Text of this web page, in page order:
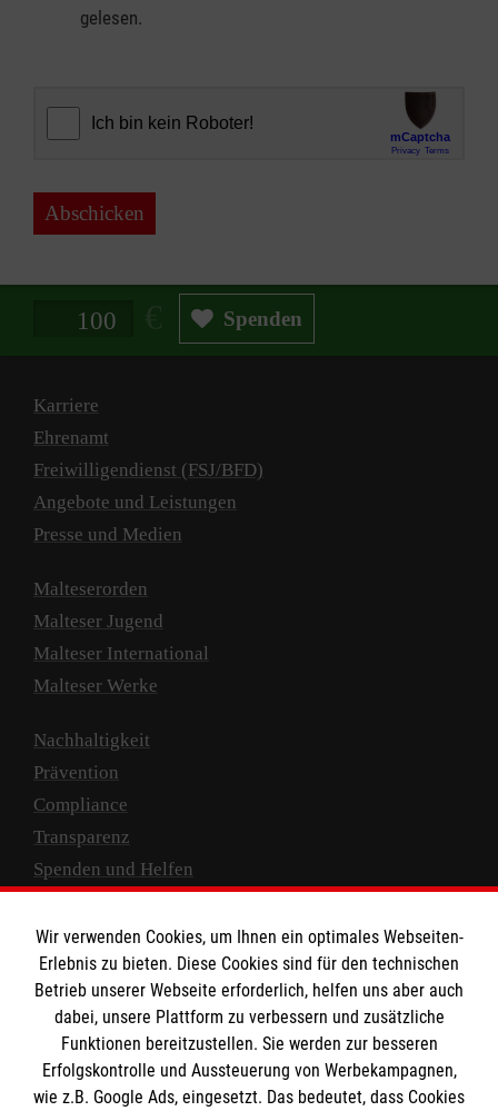
gelesen.
Abschicken
Spendenbetrag in Euro Spenden
Karriere
Ehrenamt
Freiwilligendienst (FSJ/BFD)
Angebote und Leistungen
Presse und Medien
Malteserorden
Malteser Jugend
Malteser International
Malteser Werke
Nachhaltigkeit
Prävention
Compliance
Transparenz
Spenden und Helfen
Empfänger: Malteser Hilfsdienst e.V.
IBAN: DE10 3706 0120 1201 2000 12
BIC: GENODED 1PA7
Wir verwenden Cookies, um Ihnen ein optimales Webseiten-
Erlebnis zu bieten. Diese Cookies sind für den technischen
Betrieb unserer Webseite erforderlich, helfen uns aber auch
dabei, unsere Plattform zu verbessern und zusätzliche
Funktionen bereitzustellen. Sie werden zur besseren
Erfolgskontrolle und Aussteuerung von Werbekampagnen,
wie z.B. Google Ads, eingesetzt. Das bedeutet, dass Cookies